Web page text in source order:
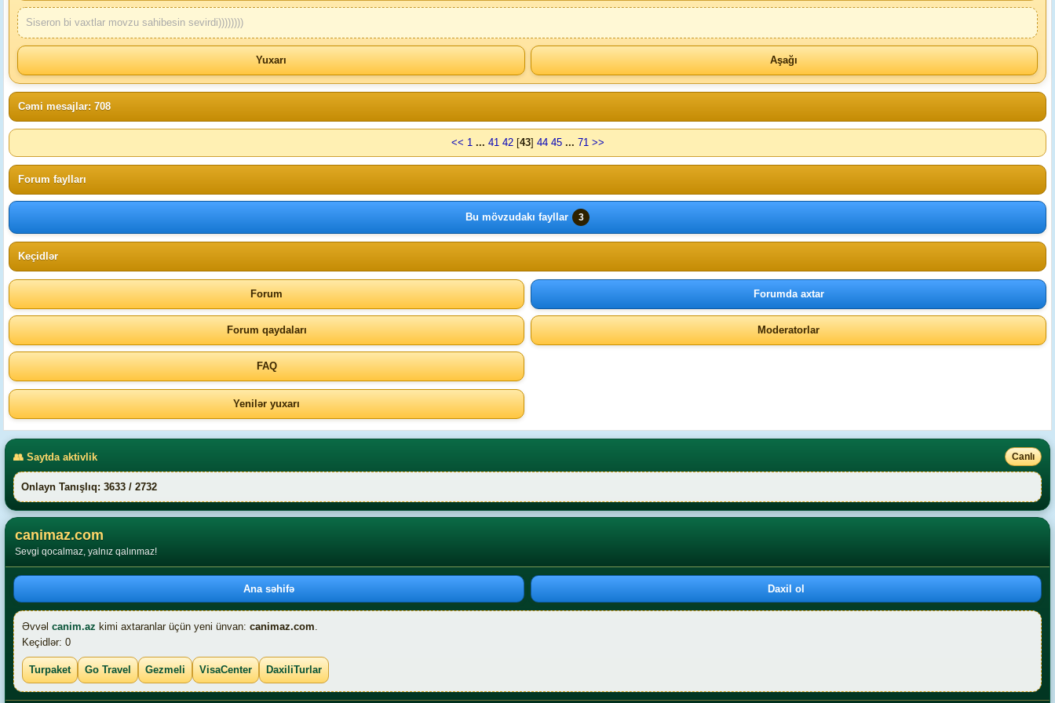
Siseron bi vaxtlar movzu sahibesin sevirdi))))))))
Yuxarı Aşağı
Cəmi mesajlar: 708
<< 1 ... 41 42[43] 44 45 ... 71 >>
Forum faylları
Bu mövzudakı fayllar 3
Keçidlər
Forum Forumda axtar
Forum qaydaları Moderatorlar
FAQ
Yenilər yuxarı
👥 Saytda aktivlik Canlı
Onlayn Tanışlıq: 3633 / 2732
canimaz.com
Sevgi qocalmaz, yalnız qalınmaz!
Ana səhifə Daxil ol
Əvvəl canim.az kimi axtaranlar üçün yeni ünvan: canimaz.com.
Keçidlər: 0
Turpaket Go Travel Gezmeli VisaCenter DaxiliTurlar